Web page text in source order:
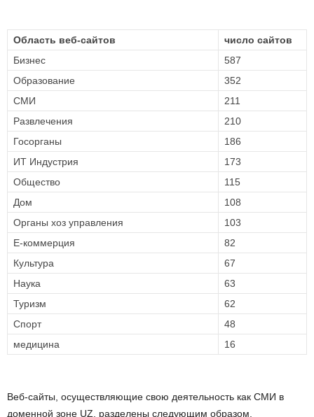
Область веб-сайтов
число сайтов
Бизнес
587
Образование
352
СМИ
211
Развлечения
210
Госорганы
186
ИТ Индустрия
173
Общество
115
Дом
108
Органы хоз управления
103
Е-коммерция
82
Культура
67
Наука
63
Туризм
62
Спорт
48
медицина
16
Веб-сайты, осуществляющие свою деятельность как СМИ в
доменной зоне UZ, разделены следующим образом.